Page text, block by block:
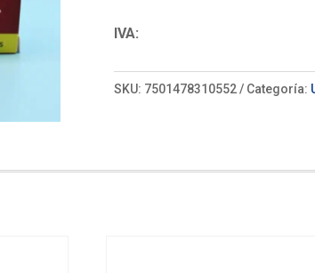
IVA:
SKU: 7501478310552 Categoría: